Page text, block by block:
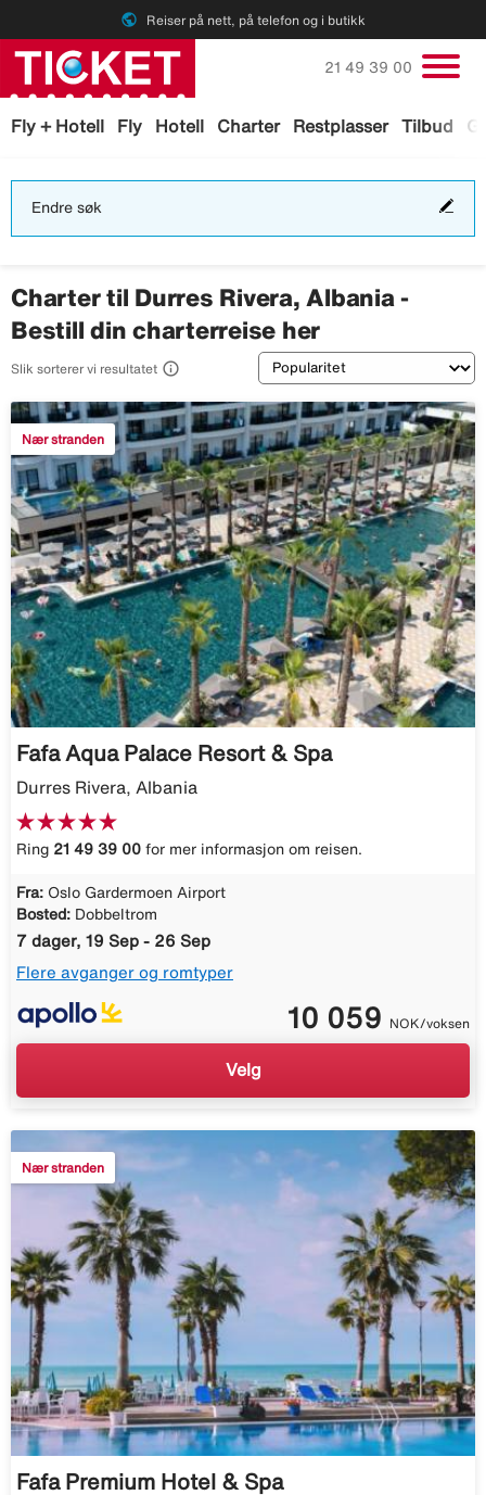
public Reiser på nett, på telefon og i butikk
Fly + Hotell Fly Hotell Charter Restplasser Tilbud
Ring oss på
21 49 39 00
Endre søk
Charter til Durres Rivera, Albania -
Bestill din charterreise her
Slik sorterer vi resultatet  Sortering
Nær stranden
Fafa Aqua Palace Resort & Spa
Durres Rivera, Albania
Ring 21 49 39 00 for mer informasjon om reisen.
Fra: Oslo Gardermoen Airport
Bosted: Dobbeltrom
7 dager, 19 Sep - 26 Sep
Flere avganger og romtyper
10 059 NOK/voksen
Velg
Nær stranden
Fafa Premium Hotel & Spa